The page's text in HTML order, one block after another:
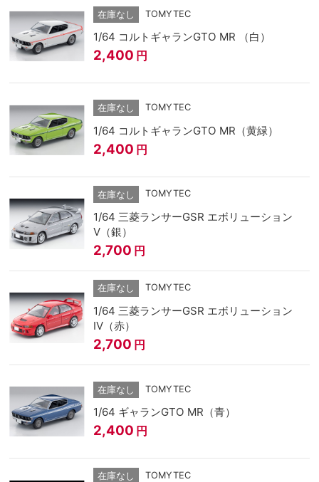
在庫なし TOMYTEC
1/64 コルトギャランGTO MR （白）
2,400 円
在庫なし TOMYTEC
1/64 コルトギャランGTO MR（黄緑）
2,400 円
在庫なし TOMYTEC
1/64 三菱ランサーGSR エボリューション
V（銀）
2,700 円
在庫なし TOMYTEC
1/64 三菱ランサーGSR エボリューション
IV（赤）
2,700 円
在庫なし TOMYTEC
1/64 ギャランGTO MR（青）
2,400 円
在庫なし TOMYTEC